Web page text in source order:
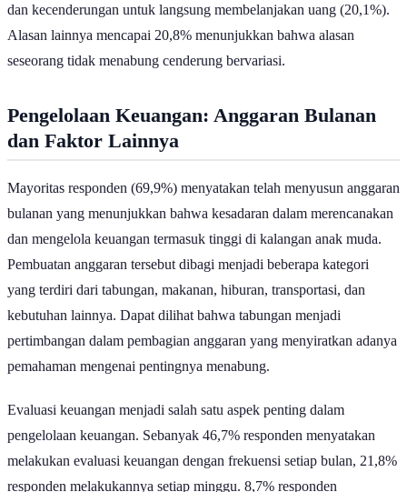
dan kecenderungan untuk langsung membelanjakan uang (20,1%).
Alasan lainnya mencapai 20,8% menunjukkan bahwa alasan
seseorang tidak menabung cenderung bervariasi.
Pengelolaan Keuangan: Anggaran Bulanan
dan Faktor Lainnya
Mayoritas responden (69,9%) menyatakan telah menyusun anggaran
bulanan yang menunjukkan bahwa kesadaran dalam merencanakan
dan mengelola keuangan termasuk tinggi di kalangan anak muda.
Pembuatan anggaran tersebut dibagi menjadi beberapa kategori
yang terdiri dari tabungan, makanan, hiburan, transportasi, dan
kebutuhan lainnya. Dapat dilihat bahwa tabungan menjadi
pertimbangan dalam pembagian anggaran yang menyiratkan adanya
pemahaman mengenai pentingnya menabung.
Evaluasi keuangan menjadi salah satu aspek penting dalam
pengelolaan keuangan. Sebanyak 46,7% responden menyatakan
melakukan evaluasi keuangan dengan frekuensi setiap bulan, 21,8%
responden melakukannya setiap minggu. 8,7% responden